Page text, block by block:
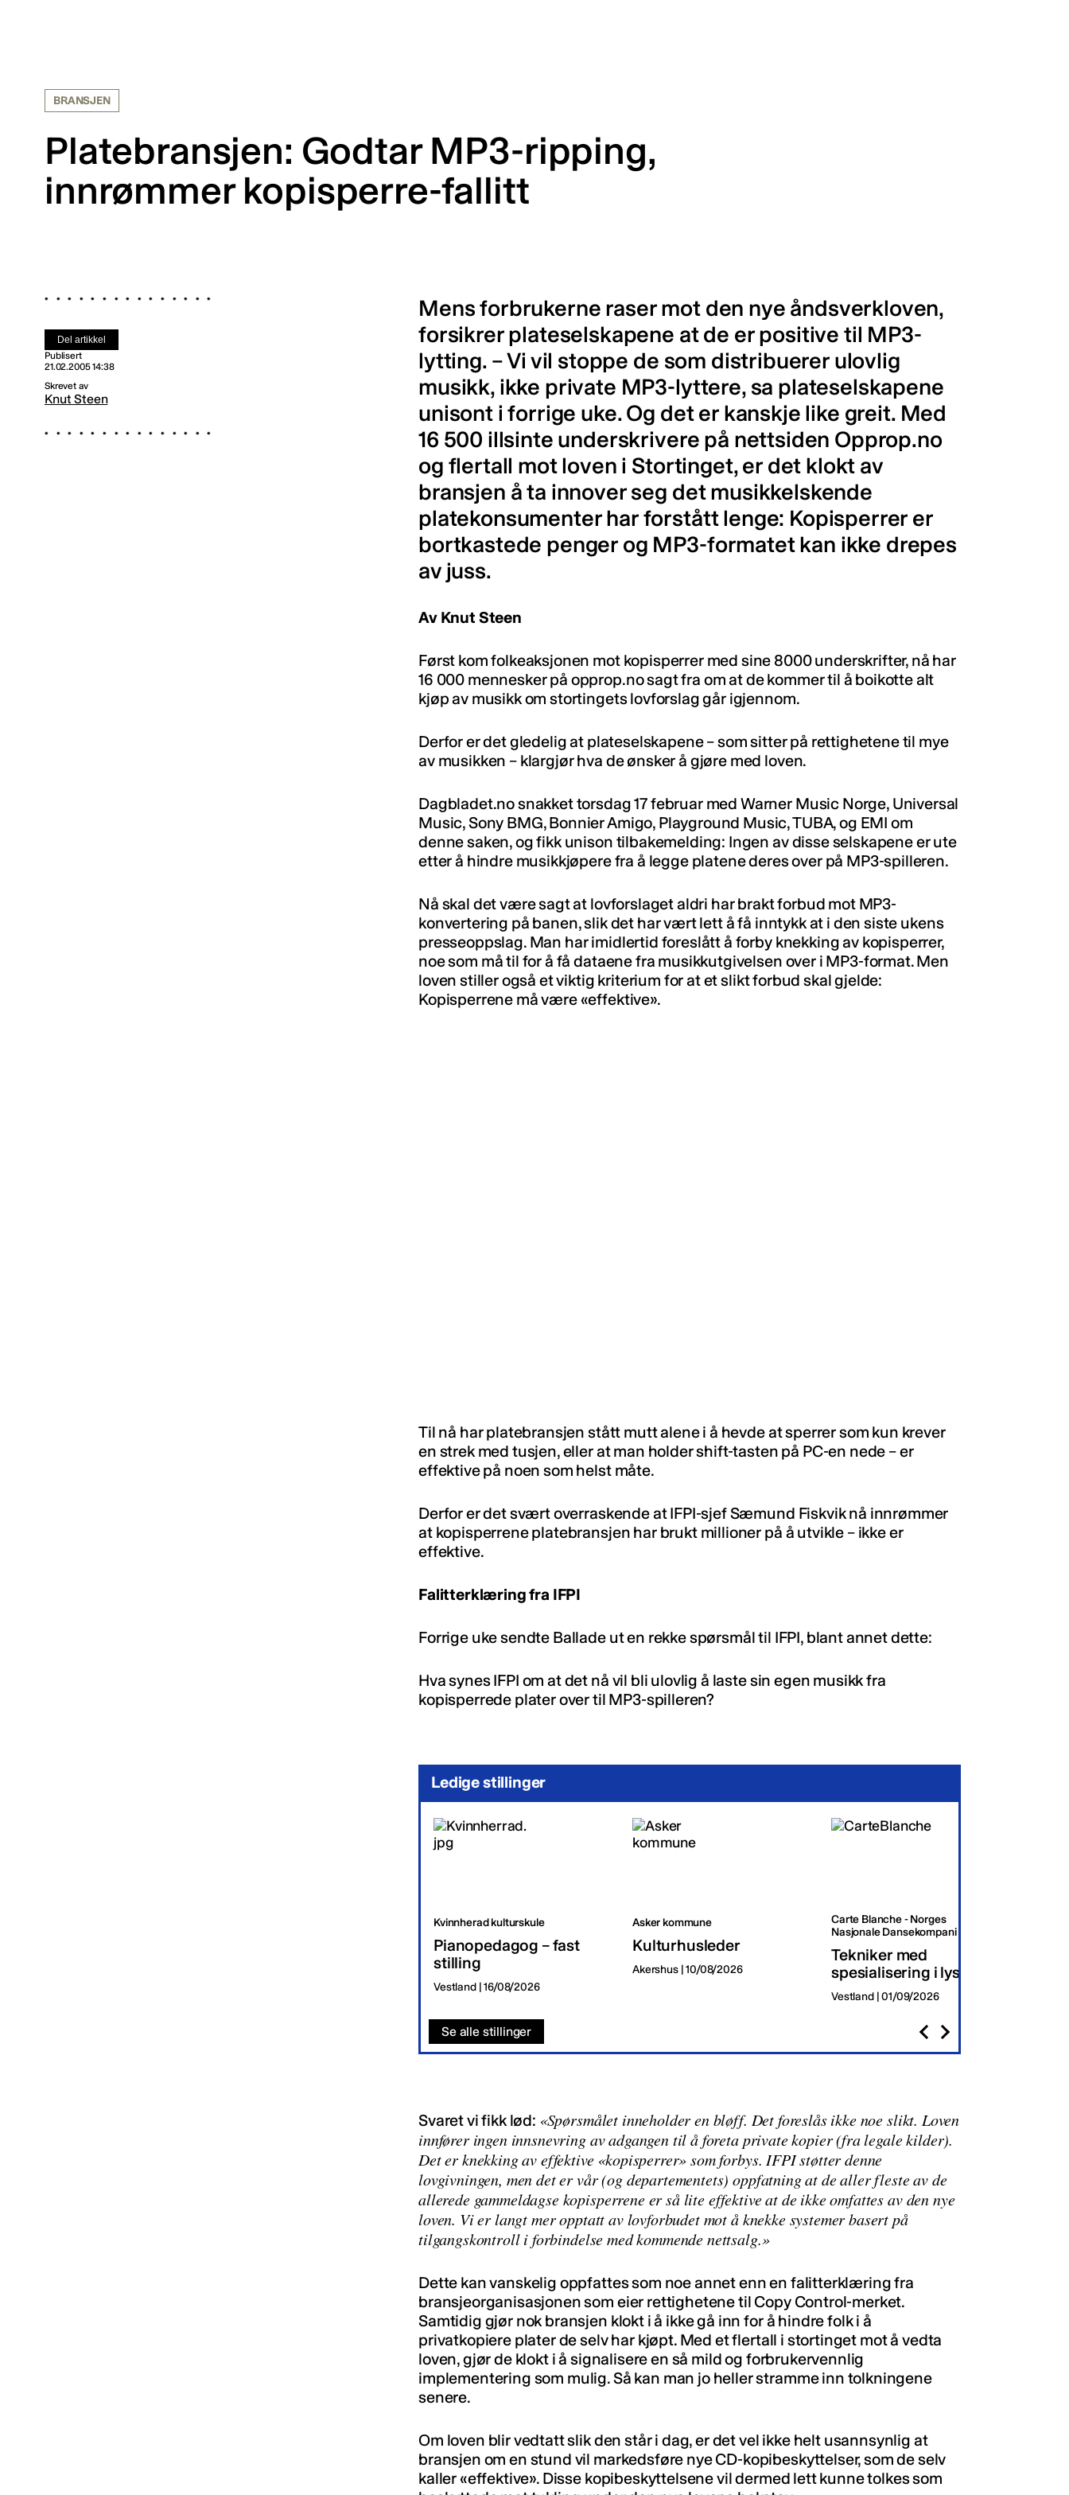
BRANSJEN
Platebransjen: Godtar MP3-ripping,
innrømmer kopisperre-fallitt
Del artikkel
Publisert
21.02.2005 14:38
Skrevet av
Knut Steen
Mens forbrukerne raser mot den nye åndsverkloven,
forsikrer plateselskapene at de er positive til MP3-
lytting. – Vi vil stoppe de som distribuerer ulovlig
musikk, ikke private MP3-lyttere, sa plateselskapene
unisont i forrige uke. Og det er kanskje like greit. Med
16 500 illsinte underskrivere på nettsiden Opprop.no
og flertall mot loven i Stortinget, er det klokt av
bransjen å ta innover seg det musikkelskende
platekonsumenter har forstått lenge: Kopisperrer er
bortkastede penger og MP3-formatet kan ikke drepes
av juss.
Av Knut Steen
Først kom folkeaksjonen mot kopisperrer med sine 8000 underskrifter, nå har
16 000 mennesker på opprop.no sagt fra om at de kommer til å boikotte alt
kjøp av musikk om stortingets lovforslag går igjennom.
Derfor er det gledelig at plateselskapene – som sitter på rettighetene til mye
av musikken – klargjør hva de ønsker å gjøre med loven.
Dagbladet.no snakket torsdag 17 februar med Warner Music Norge, Universal
Music, Sony BMG, Bonnier Amigo, Playground Music, TUBA, og EMI om
denne saken, og fikk unison tilbakemelding: Ingen av disse selskapene er ute
etter å hindre musikkjøpere fra å legge platene deres over på MP3-spilleren.
Nå skal det være sagt at lovforslaget aldri har brakt forbud mot MP3-
konvertering på banen, slik det har vært lett å få inntykk at i den siste ukens
presseoppslag. Man har imidlertid foreslått å forby knekking av kopisperrer,
noe som må til for å få dataene fra musikkutgivelsen over i MP3-format. Men
loven stiller også et viktig kriterium for at et slikt forbud skal gjelde:
Kopisperrene må være «effektive».
Til nå har platebransjen stått mutt alene i å hevde at sperrer som kun krever
en strek med tusjen, eller at man holder shift-tasten på PC-en nede – er
effektive på noen som helst måte.
Derfor er det svært overraskende at IFPI-sjef Sæmund Fiskvik nå innrømmer
at kopisperrene platebransjen har brukt millioner på å utvikle – ikke er
effektive.
Falitterklæring fra IFPI
Forrige uke sendte Ballade ut en rekke spørsmål til IFPI, blant annet dette:
Hva synes IFPI om at det nå vil bli ulovlig å laste sin egen musikk fra
kopisperrede plater over til MP3-spilleren?
Ledige stillinger
Kvinnherad kulturskule
Pianopedagog – fast
stilling
Vestland | 16/08/2026
Asker kommune
Kulturhusleder
Akershus | 10/08/2026
Carte Blanche - Norges
Nasjonale Dansekompani
Tekniker med
spesialisering i lys
Vestland | 01/09/2026
Se alle stillinger
Svaret vi fikk lød: «Spørsmålet inneholder en bløff. Det foreslås ikke noe slikt. Loven
innfører ingen innsnevring av adgangen til å foreta private kopier (fra legale kilder).
Det er knekking av effektive «kopisperrer» som forbys. IFPI støtter denne
lovgivningen, men det er vår (og departementets) oppfatning at de aller fleste av de
allerede gammeldagse kopisperrene er så lite effektive at de ikke omfattes av den nye
loven. Vi er langt mer opptatt av lovforbudet mot å knekke systemer basert på
tilgangskontroll i forbindelse med kommende nettsalg.»
Dette kan vanskelig oppfattes som noe annet enn en falitterklæring fra
bransjeorganisasjonen som eier rettighetene til Copy Control-merket.
Samtidig gjør nok bransjen klokt i å ikke gå inn for å hindre folk i å
privatkopiere plater de selv har kjøpt. Med et flertall i stortinget mot å vedta
loven, gjør de klokt i å signalisere en så mild og forbrukervennlig
implementering som mulig. Så kan man jo heller stramme inn tolkningene
senere.
Om loven blir vedtatt slik den står i dag, er det vel ikke helt usannsynlig at
bransjen om en stund vil markedsføre nye CD-kopibeskyttelser, som de selv
kaller «effektive». Disse kopibeskyttelsene vil dermed lett kunne tolkes som